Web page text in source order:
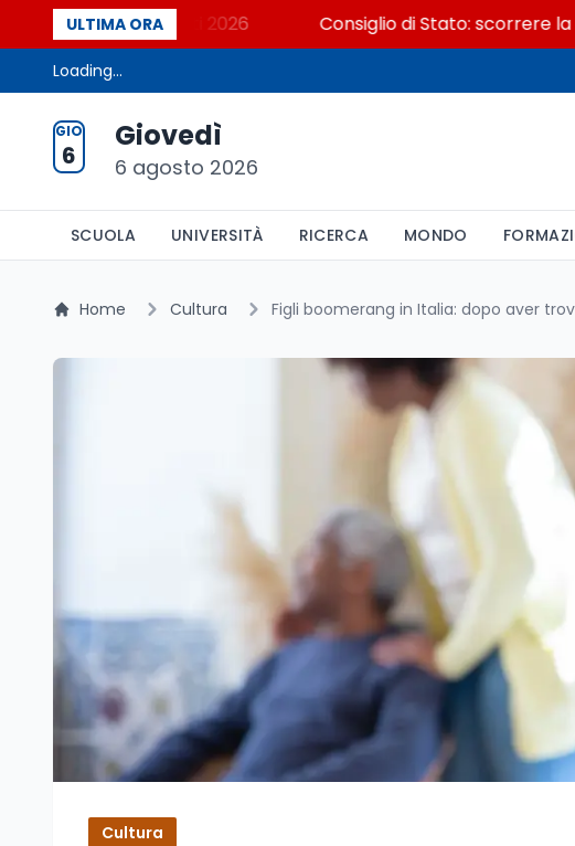
ULTIMA ORA
dicono i dati 2026 Consiglio di Stato: scorrere la
Loading...
GIO
6
Giovedì
6 agosto 2026
SCUOLA UNIVERSITÀ RICERCA MONDO
Home Cultura
Cultura